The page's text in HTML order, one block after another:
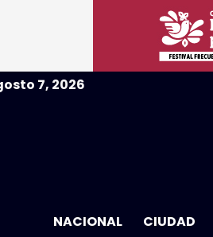
7, 2026
NACIONAL CIUDAD